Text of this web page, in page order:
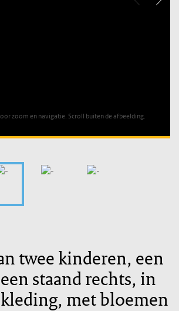
zoom en navigatie. Scroll buiten de afbeelding.
twee kinderen, een
staand rechts, in
met bloemen